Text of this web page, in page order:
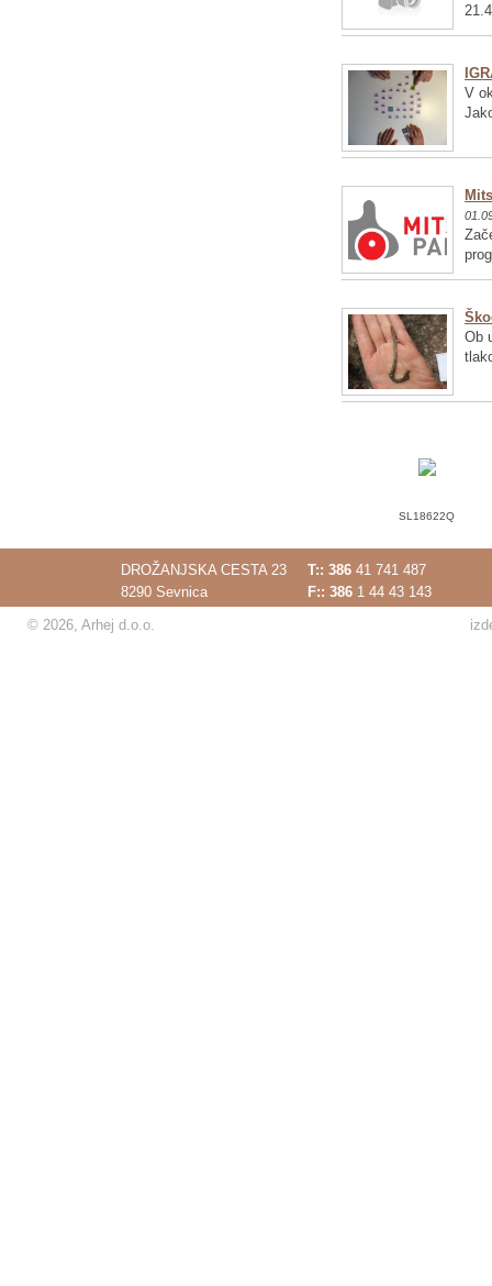
V
Ob
SL18622Q
DROŽANJSKA CESTA 23
8290 Sevnica
T:: 386 41 741 487
F:: 386 1 44 43 143
© 2026, Arhej d.o.o.